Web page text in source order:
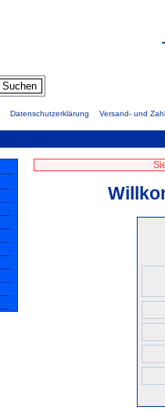
Datenschutzerklärung Versand- und